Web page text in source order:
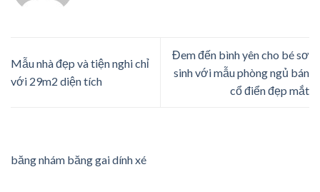
Mẫu nhà đẹp và tiện nghi chỉ
với 29m2 diện tích
Đem đến bình yên cho bé sơ
sinh với mẫu phòng ngủ bán
cổ điển đẹp mắt
băng nhám băng gai dính xé